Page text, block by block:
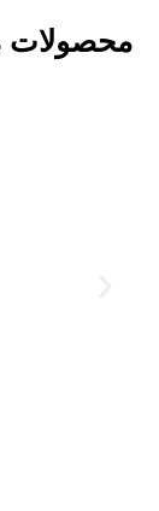
محصولات